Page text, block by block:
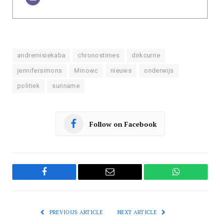
andremisiekaba chronostimes dirkcurrie
jennifersimons Minowc nieuws onderwijs
politiek suriname
Follow on Facebook
Facebook Email WhatsApp
PREVIOUS ARTICLE NEXT ARTICLE